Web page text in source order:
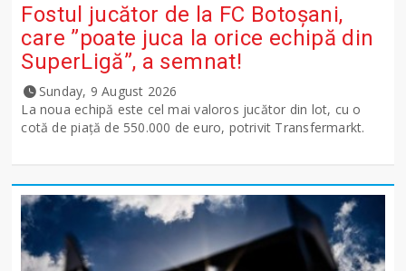
Fostul jucător de la FC Botoșani,
care ”poate juca la orice echipă din
SuperLigă”, a semnat!
Sunday, 9 August 2026
La noua echipă este cel mai valoros jucător din lot, cu o
cotă de piață de 550.000 de euro, potrivit Transfermarkt.